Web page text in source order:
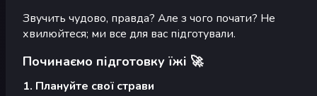
Звучить чудово, правда? Але з чого почати? Не
хвилюйтеся; ми все для вас підготували.
Починаємо підготовку їжі 🚀
1. Плануйте свої страви